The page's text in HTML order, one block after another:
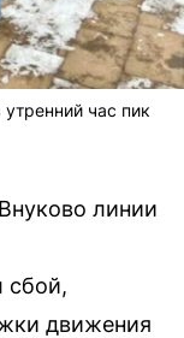
час пик
линии
сбой,
движения